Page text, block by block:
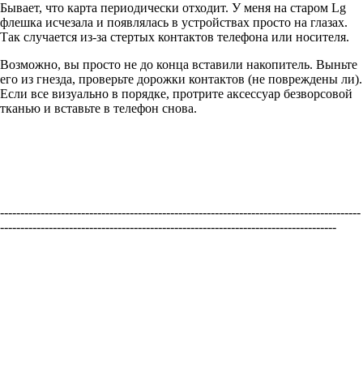
Бывает, что карта периодически отходит. У меня на старом Lg
флешка исчезала и появлялась в устройствах просто на глазах.
Так случается из-за стертых контактов телефона или носителя.
Возможно, вы просто не до конца вставили накопитель. Выньте
его из гнезда, проверьте дорожки контактов (не повреждены ли).
Если все визуально в порядке, протрите аксессуар безворсовой
тканью и вставьте в телефон снова.
-----------------------------------------------------------------------------------------
-----------------------------------------------------------------------------------